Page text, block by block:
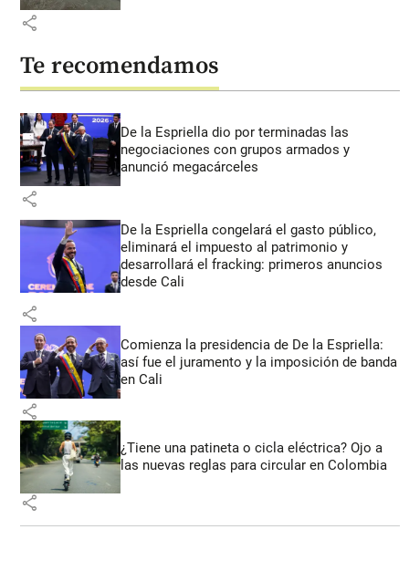
share
Te recomendamos
De la Espriella dio por terminadas las
negociaciones con grupos armados y
anunció megacárceles
share
De la Espriella congelará el gasto público,
eliminará el impuesto al patrimonio y
desarrollará el fracking: primeros anuncios
desde Cali
share
Comienza la presidencia de De la Espriella:
así fue el juramento y la imposición de banda
en Cali
share
¿Tiene una patineta o cicla eléctrica? Ojo a
las nuevas reglas para circular en Colombia
share